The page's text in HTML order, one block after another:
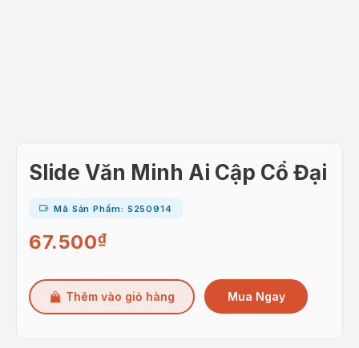
Slide Văn Minh Ai Cập Cổ Đại
Mã Sản Phẩm: S250914
67.500₫
Thêm vào giỏ hàng Mua Ngay